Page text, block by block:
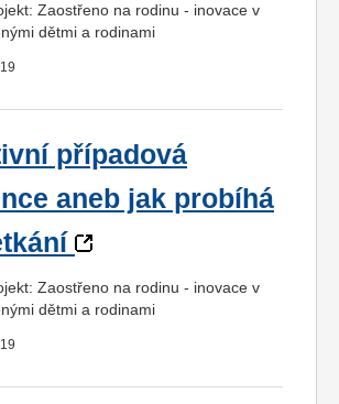
Zaostřeno na rodinu - inovace v
dětmi a rodinami
případová
aneb jak probíhá
Zaostřeno na rodinu - inovace v
dětmi a rodinami